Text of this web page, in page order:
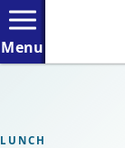
LUNCH